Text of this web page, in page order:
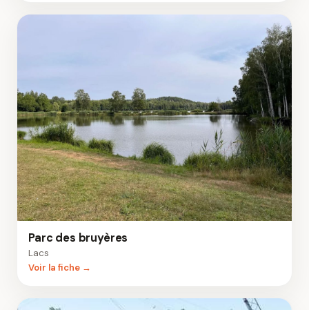
Parc des bruyères
Lacs
Voir la fiche →